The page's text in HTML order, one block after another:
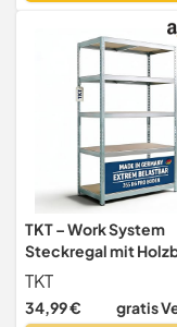
TKT – Work System
Steckregal mit
& Unterzug
Verzinktes Regal mit
Tragkraft pro Boden.
TKT
34,99 € gratis